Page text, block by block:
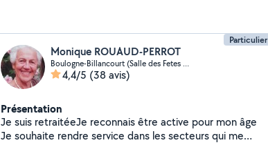
Particulier
Monique ROUAUD-PERROT
Boulogne-Billancourt (Salle des Fetes 3)
4,4/5 (38 avis)
Présentation
Je suis retraitéeJe reconnais être active pour mon âge
Je souhaite rendre service dans les secteurs qui me